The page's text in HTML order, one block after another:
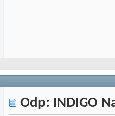
Odp: INDIGO